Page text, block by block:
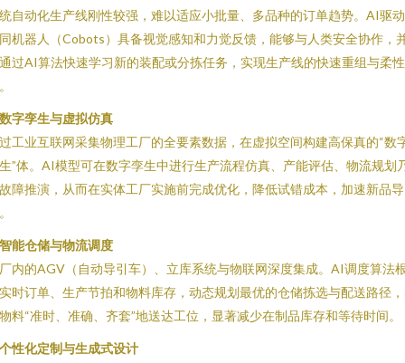
自动化生产线刚性较强，难以适应小批量、多品种的订单趋势。AI驱
机器人（Cobots）具备视觉感知和力觉反馈，能够与人类安全协作，
过AI算法快速学习新的装配或分拣任务，实现生产线的快速重组与柔性
字孪生与虚拟仿真
工业互联网采集物理工厂的全要素数据，在虚拟空间构建高保真的“数
”体。AI模型可在数字孪生中进行生产流程仿真、产能评估、物流规划
障推演，从而在实体工厂实施前完成优化，降低试错成本，加速新品导
能仓储与物流调度
内的AGV（自动导引车）、立库系统与物联网深度集成。AI调度算法
时订单、生产节拍和物料库存，动态规划最优的仓储拣选与配送路径
料“准时、准确、齐套”地送达工位，显著减少在制品库存和等待时间。
性化定制与生成式设计